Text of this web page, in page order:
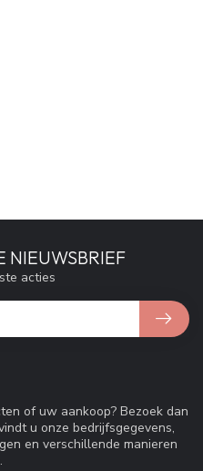
of uw aankoop? Bezoek dan
u onze bedrijfsgegevens,
en verschillende manieren
NIEUWSBRIEF
acties